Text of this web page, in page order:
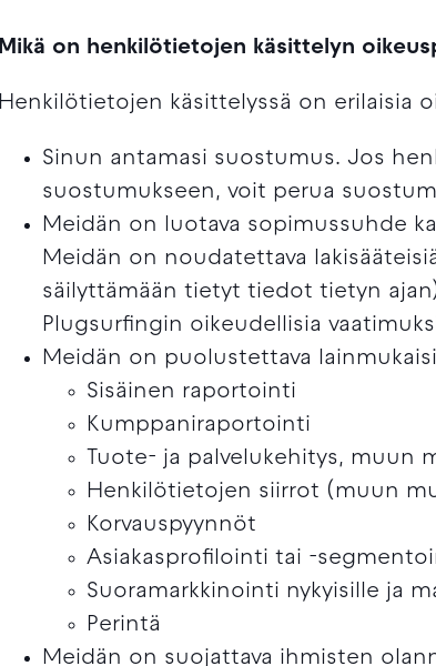
Mikä on henkilötietojen käsittelyn
Henkilötietojen käsittelyssä on erilaisia
Sinun antamasi suostumus. Jos
suostumukseen, voit perua
Meidän on luotava sopimussuhde
Meidän on noudatettava
säilyttämään tietyt tiedot tietyn
Plugsurfingin oikeudellisia
Meidän on puolustettava
Sisäinen raportointi
Kumppaniraportointi
Tuote- ja palvelukehitys, muun
Henkilötietojen siirrot (muun
Korvauspyynnöt
Asiakasprofilointi tai -
Suoramarkkinointi nykyisille ja
Perintä
Meidän on suojattava ihmisten